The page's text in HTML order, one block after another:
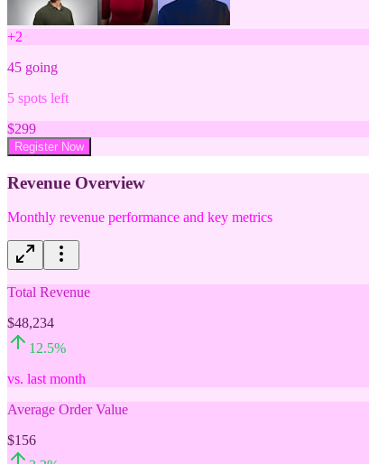
+2
45 going
5 spots left
$299
Register Now
Revenue Overview
Monthly revenue performance and key metrics
Total Revenue
$48,234
12.5%
vs. last month
Average Order Value
$156